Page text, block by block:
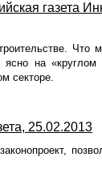
газета
Что
на
секторе.
25.02.2013